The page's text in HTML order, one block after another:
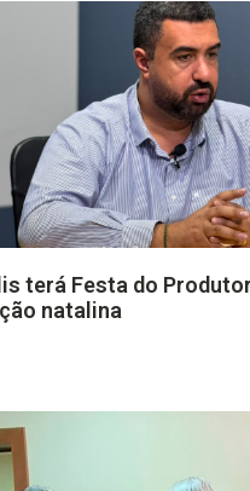
terá Festa do
natalina